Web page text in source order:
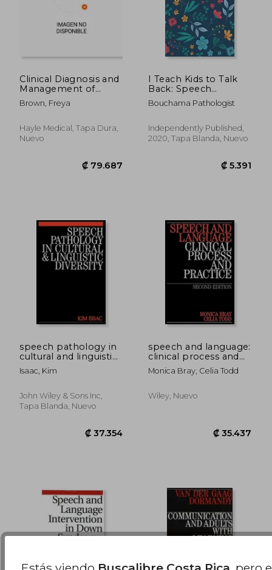
₡ 43.166
Clinical Diagnosis and
Management of
Hearing Loss (en
Inglés)
Brown, Freya
Hayle Medical, Tapa Dura,
Nuevo
I Teach Kids to Talk
Back: Speech
Language
Pathologist, Gift for
Pathologist, Speech
Therapy Assistants
Bouchama Pathologist
Independently Published,
2020, Tapa Blanda, Nuevo
speech pathology in
cultural and linguistic
diversity
Isaac, Kim
John Wiley & Sons Inc,
Tapa Blanda, Nuevo
speech and language:
clinical process and
practice, 2nd edition
Monica Bray, Celia Todd
Wiley, Nuevo